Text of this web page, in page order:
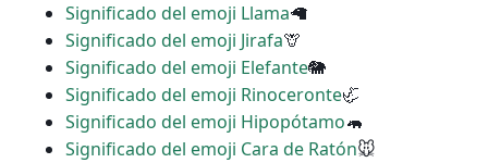
Significado del emoji Llama🦙
Significado del emoji Jirafa🦒
Significado del emoji Elefante🐘
Significado del emoji Rinoceronte🦏
Significado del emoji Hipopótamo🦛
Significado del emoji Cara de Ratón🐭